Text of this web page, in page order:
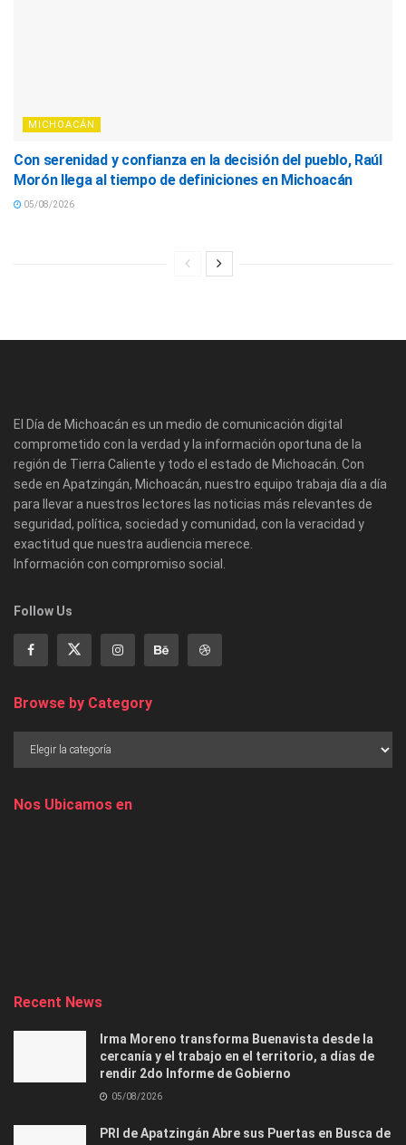
MICHOACÁN
Con serenidad y confianza en la decisión del pueblo, Raúl
Morón llega al tiempo de definiciones en Michoacán
05/08/2026
El Día de Michoacán es un medio de comunicación digital
comprometido con la verdad y la información oportuna de la
región de Tierra Caliente y todo el estado de Michoacán. Con
sede en Apatzingán, Michoacán, nuestro equipo trabaja día a día
para llevar a nuestros lectores las noticias más relevantes de
seguridad, política, sociedad y comunidad, con la veracidad y
exactitud que nuestra audiencia merece.
Información con compromiso social.
Follow Us
Browse by Category
Nos Ubicamos en
Recent News
Irma Moreno transforma Buenavista desde la
cercanía y el trabajo en el territorio, a días de
rendir 2do Informe de Gobierno
05/08/2026
PRI de Apatzingán Abre sus Puertas en Busca de